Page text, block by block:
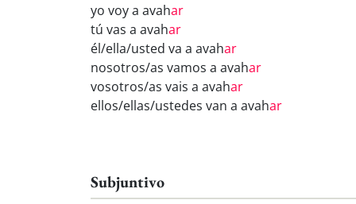
yo voy a avahar
tú vas a avahar
él/ella/usted va a avahar
nosotros/as vamos a avahar
vosotros/as vais a avahar
ellos/ellas/ustedes van a avahar
Subjuntivo